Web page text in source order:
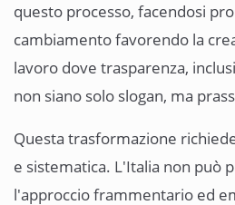
questo processo, facendosi
cambiamento favorendo la
lavoro dove trasparenza,
non siano solo slogan, ma
Questa trasformazione
e sistematica. L'Italia non può
l'approccio frammentario ed